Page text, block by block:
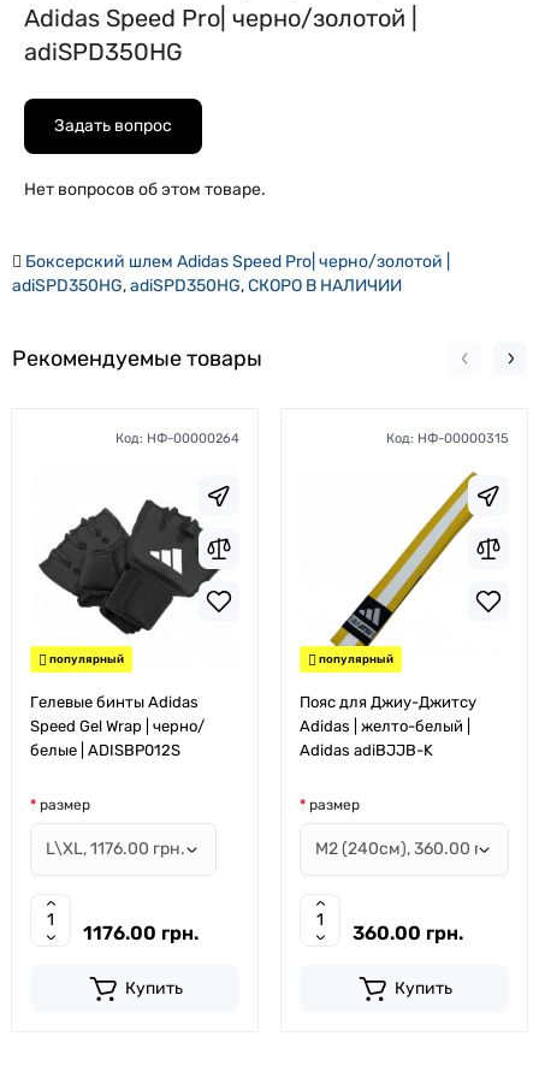
Adidas Speed Pro| черно/золотой |
adiSPD350HG
Задать вопрос
Нет вопросов об этом товаре.
Боксерский шлем Adidas Speed Pro| черно/золотой |
adiSPD350HG,adiSPD350HG,СКОРО В НАЛИЧИИ
Рекомендуемые товары
Код: НФ-00000264
популярный
Гелевые бинты Adidas
Speed Gel Wrap | черно/
белые | ADISBP012S
размер
1176.00 грн.
Купить
Код: НФ-00000315
популярный
Пояс для Джиу-Джитсу
Adidas | желто-белый |
Adidas adiBJJB-K
размер
360.00 грн.
Купить